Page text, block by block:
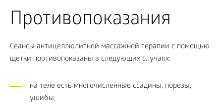
Противопоказания
Сеансы антицеллюлитной массажной терапии с помощью
щетки противопоказаны в следующих случаях:
на теле есть многочисленные ссадины, порезы,
ушибы;